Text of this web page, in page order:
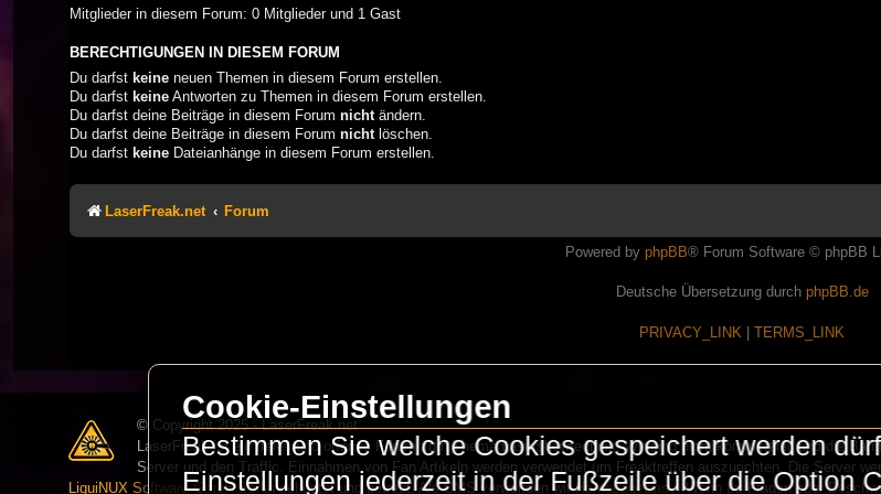
Mitglieder in diesem Forum: 0 Mitglieder und 1 Gast
BERECHTIGUNGEN IN DIESEM FORUM
Du darfst keine neuen Themen in diesem Forum erstellen.
Du darfst keine Antworten zu Themen in diesem Forum erstellen.
Du darfst deine Beiträge in diesem Forum nicht ändern.
Du darfst deine Beiträge in diesem Forum nicht löschen.
Du darfst keine Dateianhänge in diesem Forum erstellen.
LaserFreak.net Forum
Powered by phpBB® Forum Software © phpBB
Deutsche Übersetzung durch phpBB.de
PRIVACY_LINK TERMS_LINK
© Copyright 2025 - LaserFreak.net
LaserFreak ist ein freies und offenes Forum zum Thema Lasershowtechnik. Wir sind nicht kommerziell und die
Server und den Traffic. Einnahmen von Fan Artikeln werden verwendet um Freaktreffen auszurichten. Die Server
LiquiNUX Software GmbH Berlingehostet und betreut. Als CMS verwenden wirHomepageEasy. Wenn Ihr Fragen oder
Cookie-Einstellungen
Bestimmen Sie welche Cookies gespeichert werden
Einstellungen jederzeit in der Fußzeile über die Option